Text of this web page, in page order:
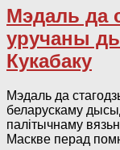
Мэдаль да
уручаны
Кукабаку
Мэдаль да
беларускаму
палітычнаму
Маскве перад